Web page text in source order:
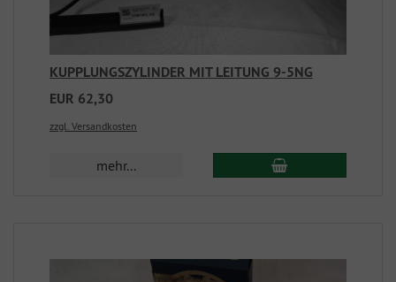
KUPPLUNGSZYLINDER MIT LEITUNG 9-5NG
EUR 62,30
zzgl. Versandkosten
mehr...